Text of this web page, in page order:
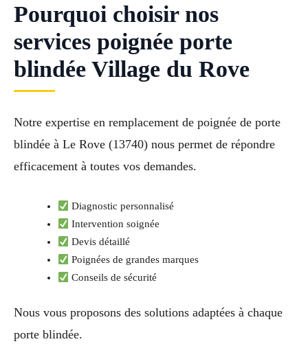
Pourquoi choisir nos
services poignée porte
blindée Village du Rove
Notre expertise en remplacement de poignée de porte
blindée à Le Rove (13740) nous permet de répondre
efficacement à toutes vos demandes.
Diagnostic personnalisé
Intervention soignée
Devis détaillé
Poignées de grandes marques
Conseils de sécurité
Nous vous proposons des solutions adaptées à chaque
porte blindée.